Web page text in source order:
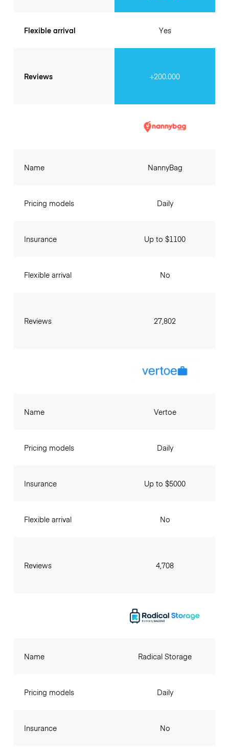
Flexible arrival
Reviews
Yes
+200.000
Name
Pricing models
Insurance
Flexible arrival
Reviews
NannyBag
Daily
Up to $1100
No
27,802
Name
Pricing models
Insurance
Flexible arrival
Reviews
Vertoe
Daily
Up to $5000
No
4,708
Name
Pricing models
Insurance
Radical Storage
Daily
No